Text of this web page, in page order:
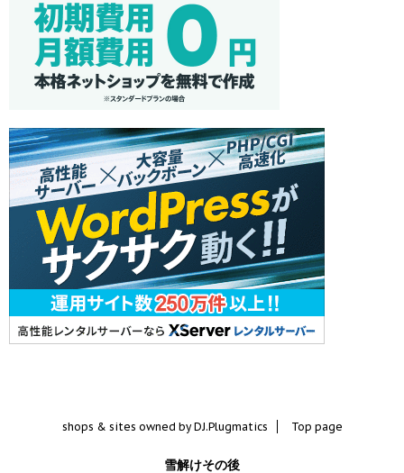
shops & sites owned by DJ.Plugmatics Top page
雪解けその後